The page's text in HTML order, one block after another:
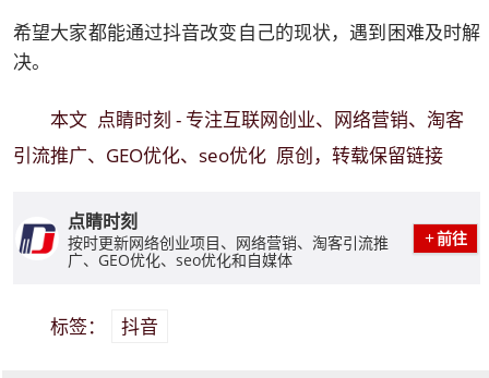
希望大家都能通过抖音改变自己的现状，遇到困难及时解
决。
本文 点睛时刻 - 专注互联网创业、网络营销、淘客
引流推广、GEO优化、seo优化 原创，转载保留链接
点睛时刻
按时更新网络创业项目、网络营销、淘客引流推
广、GEO优化、seo优化和自媒体
前往
标签： 抖音